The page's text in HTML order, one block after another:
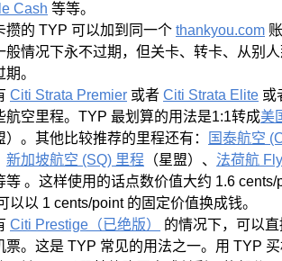
Cash 等等。
攒的 TYP 可以加到同一个 thankyou.com
般情况下永不过期，但关卡、转卡、从别
。
Citi Strata Premier 或者 Citi Strata Elite 或
航空里程。TYP 最划算的用法是1:1转成美
）。其他比较推荐的里程还有：
国泰航空
新加坡航空 (SQ) 里程 （星盟）、 法荷航
等 。这样使用的话点数价值大约 1.6 cents/
以以 1 cents/point 的固定价值换成钱。
Citi Prestige（已绝版） 的情况下，可以
票。这是 TYP 常见的用法之一。用 TYP